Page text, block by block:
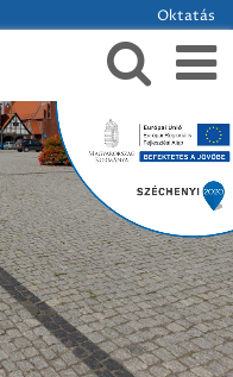
Oktatás